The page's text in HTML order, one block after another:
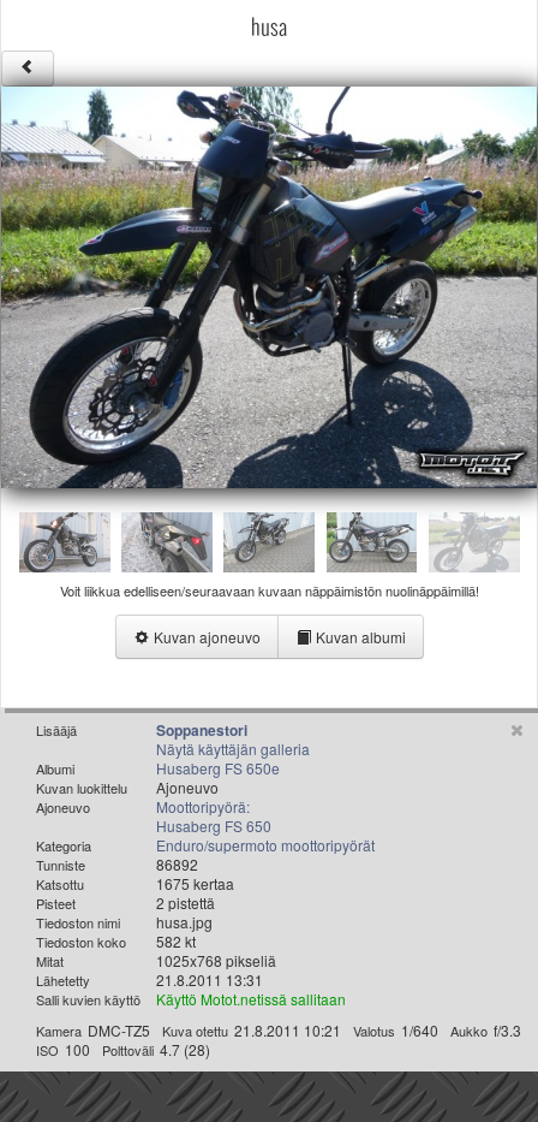
Uudet ajoneuvot
Uudet kuvat
Uudet videot
Uudet kommentit
MYYDÄÄN
Haku
Ohjeet
Ajoneuvot
Osat
TIETOPANKKI
TAPAHTUMAT
MP15 kuvia
MP14 kuvia
MP13 kuvia
ACS 2015 kuvia
Lisää uusi tapahtuma
UUTISET
SÄÄ
Valitse paikkakunta
Helsingin sää
Tampereen sää
Oulun sää
Rovaniemen sää
VIP-jäsenyys
Paidat ja vaatteet
Suunnittele oma paita
Mainostus
Palaute
Kevytversio
husa
Voit liikkua edelliseen/seuraavaan kuvaan näppäimistön nuolinäppäimillä!
Kuvan ajoneuvo Kuvan albumi
Lisääjä Soppanestori
Näytä käyttäjän galleria
Albumi Husaberg FS 650e
Kuvan luokittelu Ajoneuvo
Ajoneuvo
Moottoripyörä:
Husaberg FS 650
Kategoria Enduro/supermoto moottoripyörät
Tunniste 86892
Katsottu 1675 kertaa
Pisteet 2 pistettä
Tiedoston nimi husa.jpg
Tiedoston koko 582 kt
Mitat 1025x768 pikseliä
Lähetetty 21.8.2011 13:31
Salli kuvien käyttö Käyttö Motot.netissä sallitaan
Kamera DMC-TZ5 Kuva otettu 21.8.2011 10:21 Valotus 1/640 Aukko f/3.3
ISO 100 Polttoväli 4.7 (28)